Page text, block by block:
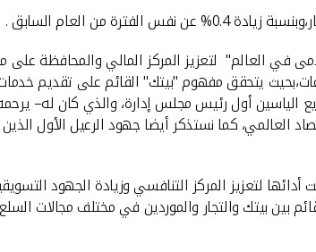
لتعزيز المركز المالي والمحافظة على
يتحقق مفهوم "بيتك" القائم على تقديم خدمات
الياسين أول رئيس مجلس إدارة، والذي كان له–
العالمي، كما نستذكر أيضا جهود الرعيل الأول
لتعزيز المركز التنافسي وزيادة الجهود
بيتك والتجار والموردين في مختلف مجالات